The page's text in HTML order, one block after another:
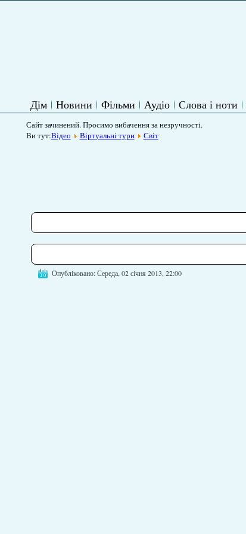
Дім Новини Фільми Аудіо Слова і ноти
Сайт зачинений. Просимо вибачення за незручності.
Ви тут:Відео Віртуальні тури Світ
Опубліковано: Середа, 02 січня 2013, 22:00